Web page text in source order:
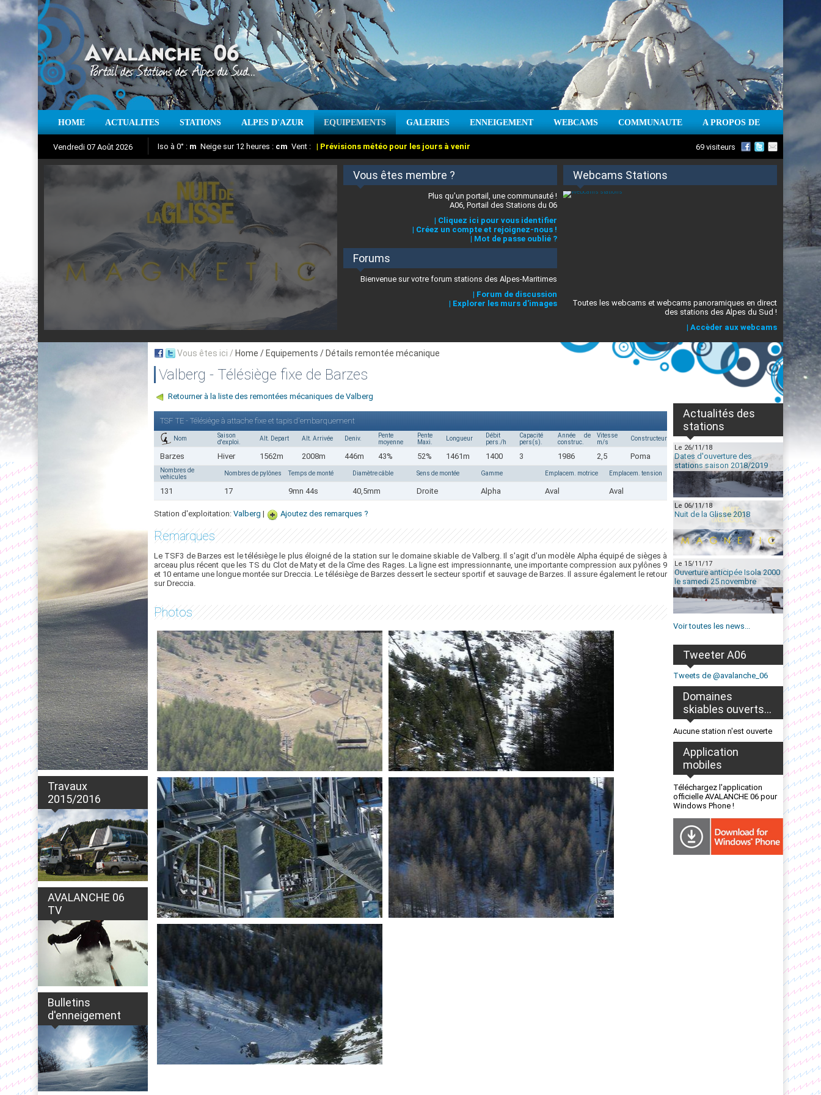
HOME ACTUALITES STATIONS ALPES D'AZUR EQUIPEMENTS GALERIES ENNEIGEMENT WEBCAMS COMMUNAUTE A PROPOS DE
Vendredi 07 Août 2026
Aujourd'hui : T° Min : Prévisions météo pour les jours à venir
Iso à 0° : m Neige sur 12 heures : cm Vent : | Prévisions météo pour les jours à venir
Suivez en direct l'actualité des stations des Alpes-Maritimes
69 visiteurs
Nuit de la Glisse 2018 Vous êtes membre ?
Plus qu'un portail, une communauté !
A06, Portail des Stations du 06
| Cliquez ici pour vous identifier
| Créez un compte et rejoignez-nous !
| Mot de passe oublié ?
Forums
Bienvenue sur votre forum stations des Alpes-Maritimes
| Forum de discussion
| Explorer les murs d'images
Webcams Stations
Toutes les webcams et webcams panoramiques en direct
des stations des Alpes du Sud !
| Accèder aux webcams
Travaux
2015/2016
AVALANCHE 06
TV
Bulletins
d'enneigement
Vous êtes ici / Home / Equipements / Détails remontée mécanique
Valberg - Télésiège fixe de Barzes
Retourner à la liste des remontées mécaniques de Valberg
TSF TE - Télésiège à attache fixe et tapis d'embarquement
Nom
Saison
d'exploi.
Alt. Depart Alt. Arrivée Deniv.
Pente
moyenne
Pente
Maxi.
Longueur
Débit
pers./h
Capacité
pers(s).
Année de
construc.
Vitesse
m/s
Constructeur
Barzes Hiver 1562m 2008m 446m 43% 52% 1461m 1400 3 1986 2,5 Poma
Nombres de
vehicules
Nombres de pylônes Temps de monté Diamètre câble Sens de montée Gamme Emplacem. motrice Emplacem. tension
131 17 9mn 44s 40,5mm Droite Alpha Aval Aval
Station d'exploitation: Valberg | Ajoutez des remarques ?
Remarques
Le TSF3 de Barzes est le télésiège le plus éloigné de la station sur le domaine skiable de Valberg. Il s'agit d'un modèle Alpha équipé de sièges à
arceau plus récent que les TS du Clot de Maty et de la Cîme des Rages. La ligne est impressionnante, une importante compression aux pylônes 9
et 10 entame une longue montée sur Dreccia. Le télésiège de Barzes dessert le secteur sportif et sauvage de Barzes. Il assure également le retour
sur Dreccia.
Photos
Actualités des
stations
Le 26/11/18
Dates d'ouverture des
stations saison 2018/2019
Le 06/11/18
Nuit de la Glisse 2018
Le 15/11/17
Ouverture anticipée Isola 2000
le samedi 25 novembre
Voir toutes les news...
Tweeter A06
Tweets de @avalanche_06
Domaines
skiables ouverts...
Aucune station n'est ouverte
Application
mobiles
Téléchargez l'application
officielle AVALANCHE 06 pour
Windows Phone !